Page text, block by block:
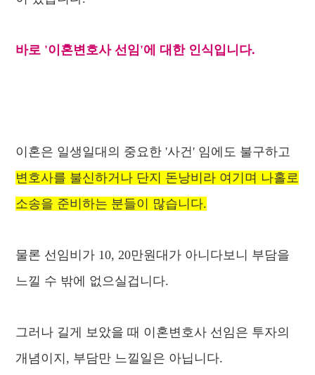
바로 '이혼변호사선임'에 대한 인식입니다.
이혼은 일생일대의 중요한 '사건' 임에도 불구하고
변호사를 불신하거나 단지 돈낭비라 여기며 나홀로
소송을 준비하는 분들이 많습니다.
물론 선임비가 10, 20만원대가 아니다보니 부담을
느낄 수 밖에 없으실겁니다.
그러나 길게 보았을 때 이혼변호사 선임은 투자의
개념이지, 부담만 느낄일은 아닙니다.